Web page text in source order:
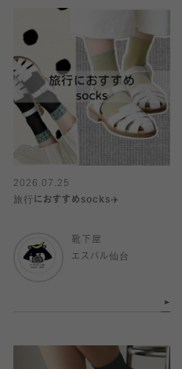
2026.07.25
旅行におすすめsocks✈️
靴下屋
エスパル仙台